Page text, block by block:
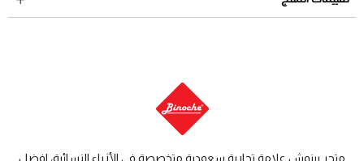
متجر بينوش علامة تجارية سعودية متخصصة في الأزياء النسائية، افضل